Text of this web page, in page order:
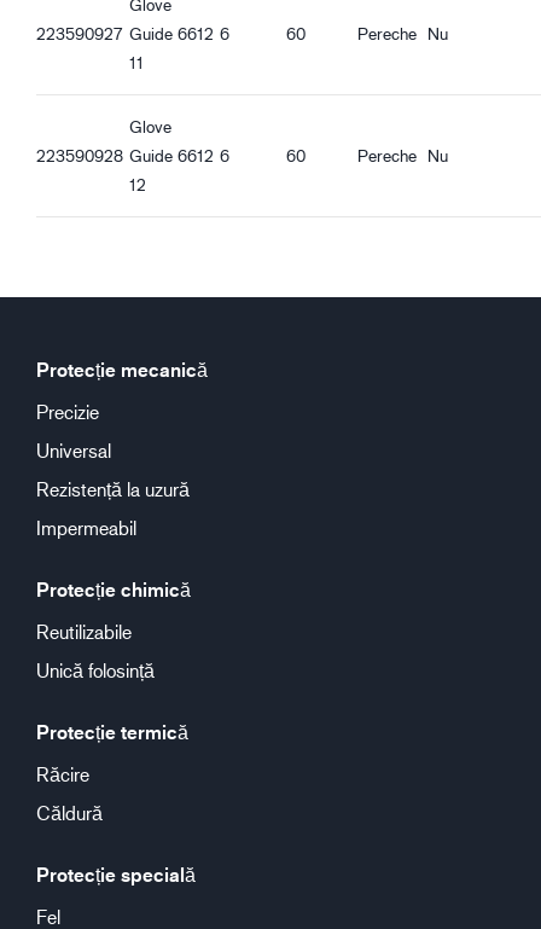
223590927 Guide 6612
11
6 60 Pereche Nu
223590928
Glove
Guide 6612
12
6 60 Pereche Nu
Protecție mecanică
Precizie
Universal
Rezistență la uzură
Impermeabil
Protecție chimică
Reutilizabile
Unică folosință
Protecție termică
Răcire
Căldură
Protecție specială
Fel